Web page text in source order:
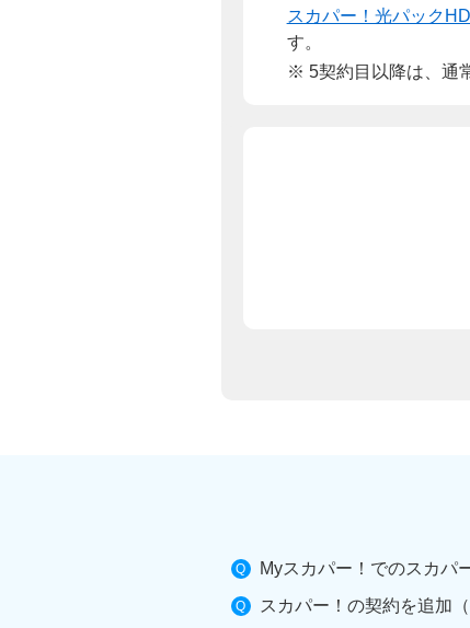
スカパー！光パックHD
す。
※ 5契約目以降は、通
Myスカパー！でのスカパ
スカパー！の契約を追加